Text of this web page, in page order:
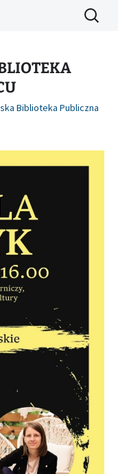
Szukaj:
Biblioteka Publiczna